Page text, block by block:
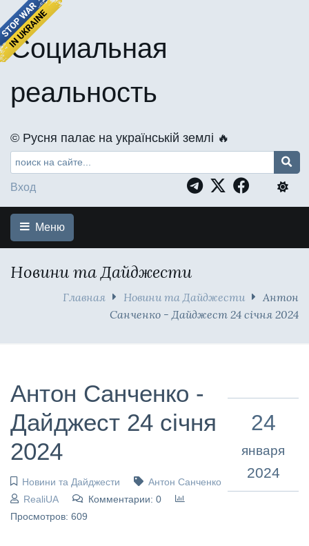
Социальная
реальность
©️ Русня палає на українській землі 🔥
Вход
Меню
Новини та Дайджести
Главная Новини та Дайджести
Антон
Санченко - Дайджест 24 січня 2024
Антон Санченко -
Дайджест 24 січня
2024
Новини та Дайджести
Антон Санченко
RealiUA
Комментарии: 0
Просмотров: 609
24
января
2024